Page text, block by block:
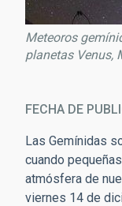
Meteoros
planetas Venus,
FECHA DE
Las Gemínidas
cuando
atmósfera de
viernes 14 de